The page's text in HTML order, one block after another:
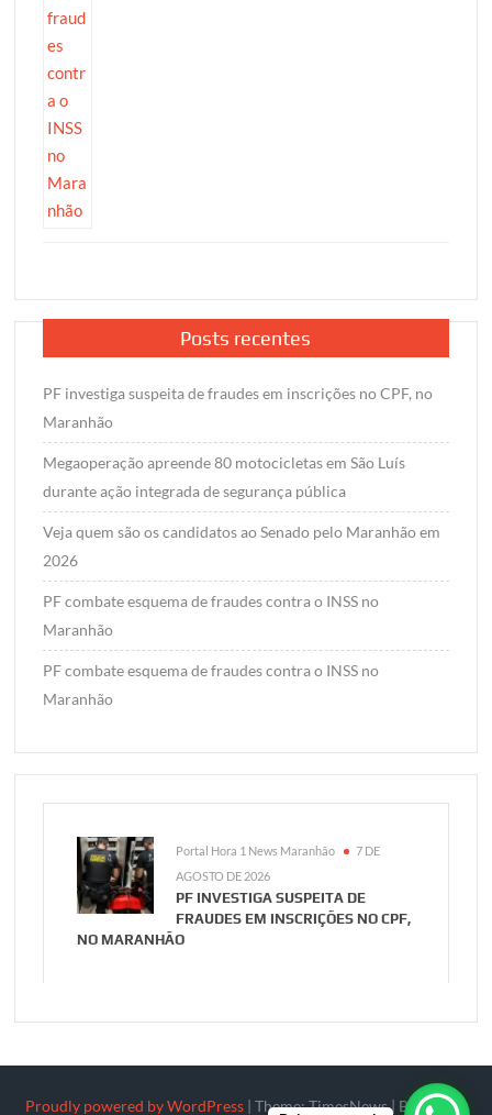
Posts recentes
PF investiga suspeita de fraudes em inscrições no CPF, no
Maranhão
Megaoperação apreende 80 motocicletas em São Luís
durante ação integrada de segurança pública
Veja quem são os candidatos ao Senado pelo Maranhão em
2026
PF combate esquema de fraudes contra o INSS no
Maranhão
PF combate esquema de fraudes contra o INSS no
Maranhão
Portal Hora 1 News Maranhão
7 DE
AGOSTO DE 2026
PF INVESTIGA SUSPEITA DE
FRAUDES EM INSCRIÇÕES NO CPF,
NO MARANHÃO
Proudly powered by WordPress |Theme: TimesNews| ByTheme